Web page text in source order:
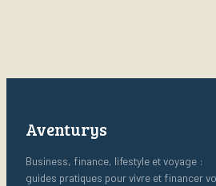
Aventurys
Business, finance, lifestyle et voyage :
guides pratiques pour vivre et financer